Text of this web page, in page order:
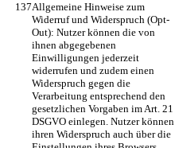
Allgemeine Hinweise zum
Widerruf und Widerspruch (Opt-
Out): Nutzer können die von
ihnen abgegebenen
Einwilligungen jederzeit
widerrufen und zudem einen
Widerspruch gegen die
Verarbeitung entsprechend den
gesetzlichen Vorgaben im Art. 21
DSGVO einlegen. Nutzer können
ihren Widerspruch auch über die